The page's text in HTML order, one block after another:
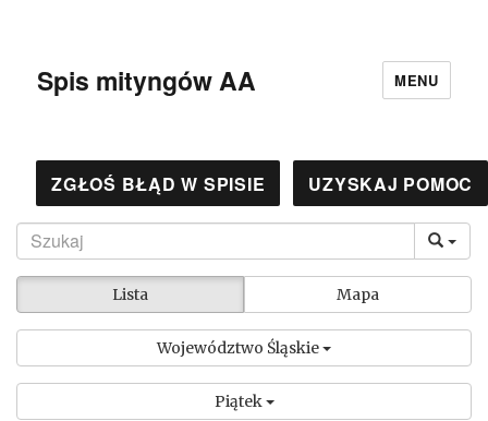
Spis mityngów AA MENU
ZGŁOŚ BŁĄD W SPISIE UZYSKAJ POMOC
Lista Mapa
Województwo Śląskie
Piątek